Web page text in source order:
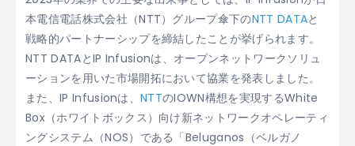
本電信電話株式会社（NTT）グループ傘下のNTT DATAと
戦略的パートナーシップを締結したことが挙げられます。
NTT DATAとIP Infusionは、オープンネットワークソリュ
ーションを用いた市場開拓において協業を発表しました。
また、IP Infusionは、NTTのIOWN構想を実現するWhite
Box（ホワイトボックス）向け新ネットワークオペレーティ
ングシステム（NOS）である「Beluganos（ベルガノ